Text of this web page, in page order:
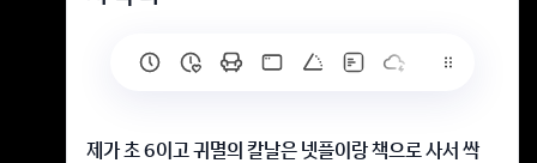
제가 초 6이고 귀멸의 칼날은 넷플이랑 책으로 사서 싹